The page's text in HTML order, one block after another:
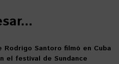
Rodrigo Santoro filmó en Cuba
el festival de Sundance